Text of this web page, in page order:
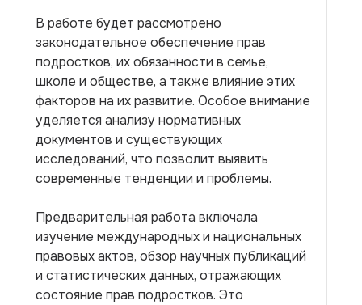
В работе будет рассмотрено
законодательное обеспечение прав
подростков, их обязанности в семье,
школе и обществе, а также влияние этих
факторов на их развитие. Особое внимание
уделяется анализу нормативных
документов и существующих
исследований, что позволит выявить
современные тенденции и проблемы.
Предварительная работа включала
изучение международных и национальных
правовых актов, обзор научных публикаций
и статистических данных, отражающих
состояние прав подростков. Это